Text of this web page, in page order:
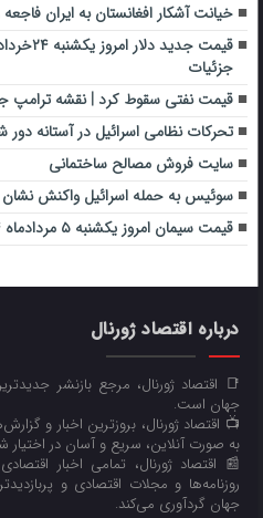
خیانت آشکار افغانستان به ایران فاجعه
قیمت
جزئیات
قیمت نفتی سقوط کرد | نقشه ترامپ
تحرکات نظامی اسرائیل در آستانه
سایت فروش مصالح ساختمانی
سوئیس به حمله اسرائیل واکنش نشان
قیمت سیمان امروز یکشنبه ۵ مردادماه ۱۴۰۴ اعلام شد
درباره اقتصاد ژورنال
📑 اقتصاد ژورنال، مرجع بازنشر
جهان است.
📺 اقتصاد ژورنال، بروزترین اخبار و
به صورت آنلاین، سریع و آسان در اختیار
📰 اقتصاد ژورنال، تمامی اخبار
روزنامه‌ها و مجلات اقتصادی و
جهان گردآوری می‌کند.